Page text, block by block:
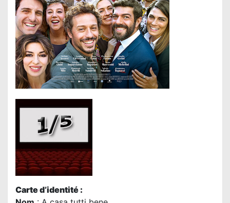
Carte d’identité :